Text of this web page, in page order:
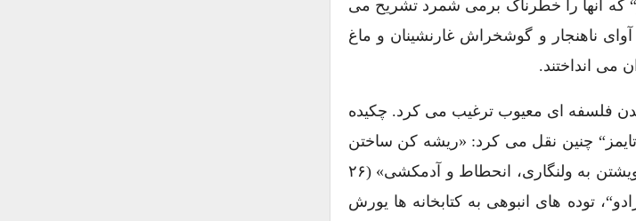
که آنها را خطرناک برمی شمرد تشریح می
ناهنجار و گوشخراش غارنشینان و ماغ
می انداختند.
فلسفه ای معیوب ترغیب می کرد. چکیده
تایمز“ چنین نقل می کرد: «ریشه کن ساختن
تعالیم مسیحیت، پایمال کردن ذهنیت سلحشوری، کشتن عزت نفس، وقف خویشتن به ولنگاری، انحطاط و آدمکشی» (۲۶
توده های انبوهی به کتابخانه ها یورش